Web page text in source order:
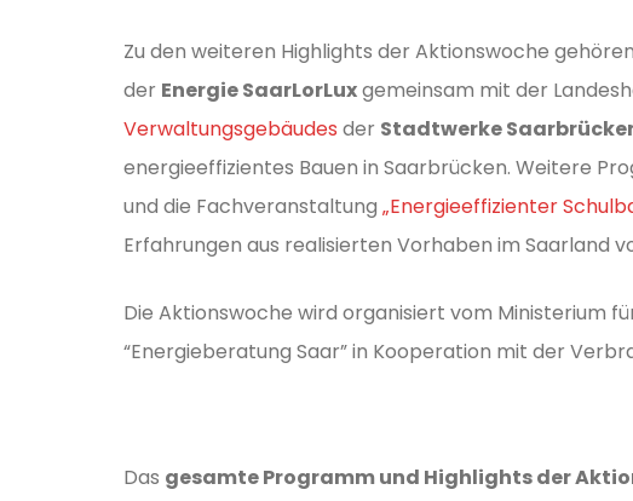
Zu den weiteren Highlights der Aktionswoche
der Energie SaarLorLuxgemeinsam mit der
Verwaltungsgebäudes der Stadtwerke
energieeffizientes Bauen in Saarbrücken. Weitere
und die Fachveranstaltung „Energieeffizienter
Erfahrungen aus realisierten Vorhaben im Saarland
Die Aktionswoche wird organisiert vom Ministerium
“Energieberatung Saar” in Kooperation mit der
Das gesamte Programm und Highlights der